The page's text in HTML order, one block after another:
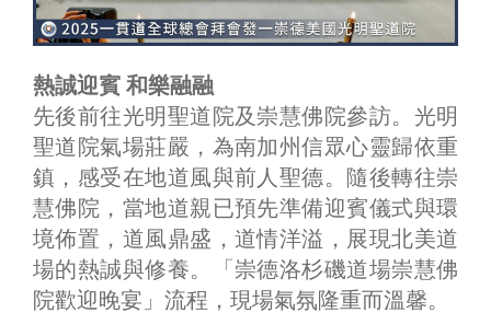
熱誠迎賓 和樂融融
先後前往光明聖道院及崇慧佛院參訪。光明
聖道院氣場莊嚴，為南加州信眾心靈歸依重
鎮，感受在地道風與前人聖德。隨後轉往崇
慧佛院，當地道親已預先準備迎賓儀式與環
境佈置，道風鼎盛，道情洋溢，展現北美道
場的熱誠與修養。「崇德洛杉磯道場崇慧佛
院歡迎晚宴」流程，現場氣氛隆重而溫馨。